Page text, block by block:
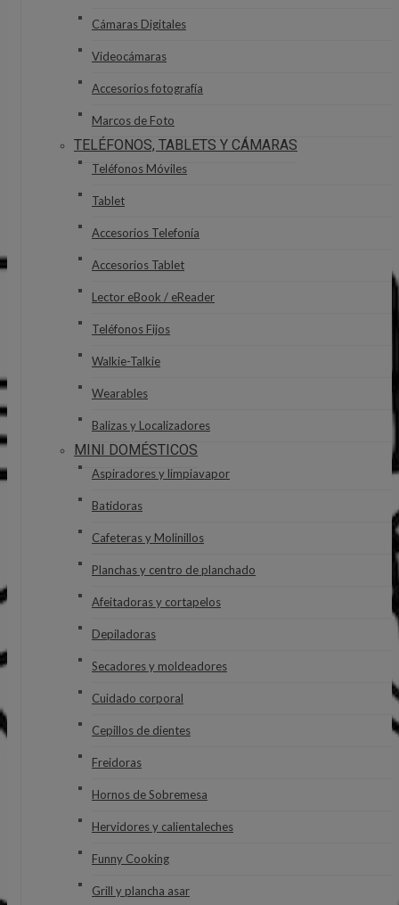
Cámaras Digitales
Videocámaras
Accesorios fotografía
Marcos de Foto
TELÉFONOS, TABLETS Y CÁMARAS
Teléfonos Móviles
Tablet
Accesorios Telefonía
Accesorios Tablet
Lector eBook / eReader
Teléfonos Fijos
Walkie-Talkie
Wearables
Balizas y Localizadores
MINI DOMÉSTICOS
Aspiradores y limpiavapor
Batidoras
Cafeteras y Molinillos
Planchas y centro de planchado
Afeitadoras y cortapelos
Depiladoras
Secadores y moldeadores
Cuidado corporal
Cepillos de dientes
Freidoras
Hornos de Sobremesa
Hervidores y calientaleches
Funny Cooking
Grill y plancha asar